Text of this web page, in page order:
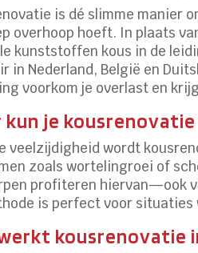
is dé slimme manier
overhoop hoeft. In plaats
kunststoffen kous in de
in Nederland, België en
voorkom je overlast en
kun je
veelzijdigheid wordt
zoals wortelingroei of
profiteren hiervan—ook
is perfect voor
kousrenovatie